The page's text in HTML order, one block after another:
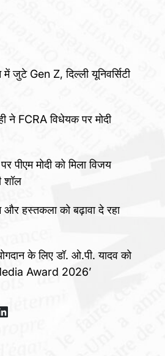
जुटे Gen Z, दिल्ली यूनिवर्सिटी
ने FCRA विधेयक पर मोदी
पीएम मोदी को मिला विजय
शॉल
और हस्तकला को बढ़ावा दे रहा
के लिए डॉ. ओ.पी. यादव को
Award 2026’